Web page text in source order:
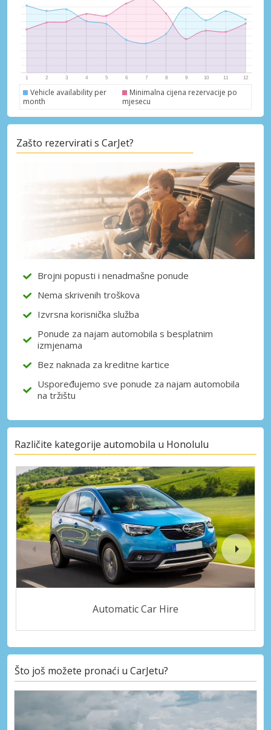
Posebni popusti
Pristupite ekskluzivnim ponudama naših
dobavljača
Prijava putem eLinka
Vehicle availability per
month
Minimalna cijena rezervacije po
mjesecu
Zašto rezervirati s CarJet?
Brojni popusti i nenadmašne ponude
Nema skrivenih troškova
Izvrsna korisnička služba
Ponude za najam automobila s besplatnim
izmjenama
Bez naknada za kreditne kartice
Uspoređujemo sve ponude za najam automobila
na tržištu
Različite kategorije automobila u Honolulu
Automatic Car Hire
Što još možete pronaći u CarJetu?